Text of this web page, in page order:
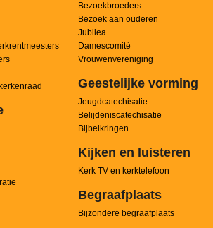
Bezoekbroeders
Bezoek aan ouderen
Jubilea
Damescomité
Vrouwenvereniging
Geestelijke vorming
Jeugdcatechisatie
Belijdeniscatechisatie
Bijbelkringen
Kijken en luisteren
Kerk TV en kerktelefoon
Begraafplaats
Bijzondere begraafplaats